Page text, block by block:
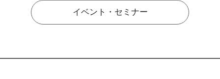
イベント・セミナー